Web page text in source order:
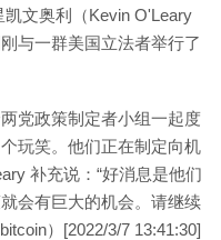
文奥利（Kevin O'Leary
与一群美国立法者举行了
党政策制定者小组一起度
玩笑。他们正在制定向机
补充说：“好消息是他们
会有巨大的机会。请继续
）[2022/3/7 13:41:30]